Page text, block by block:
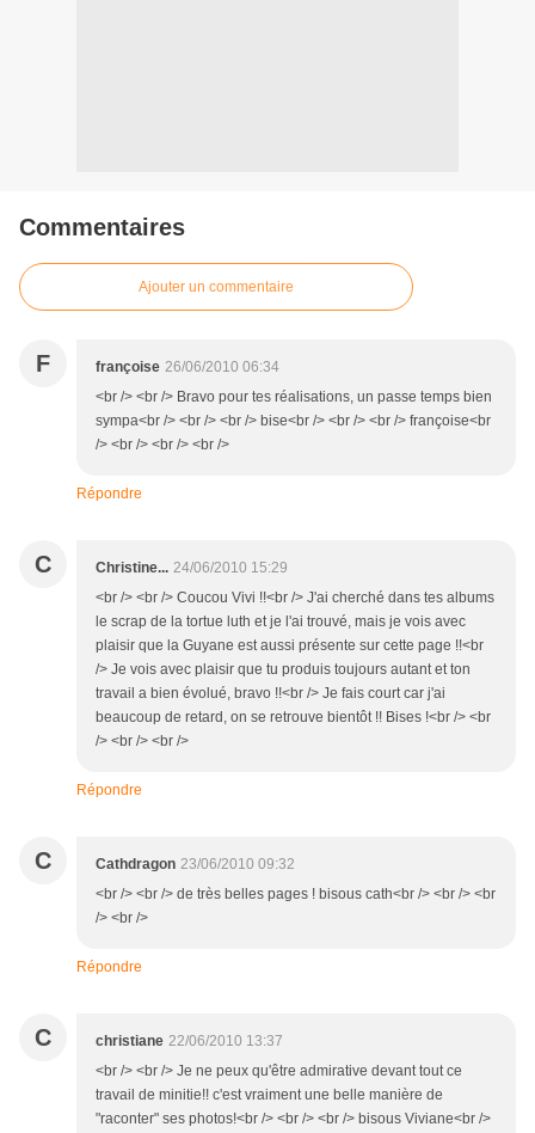
Commentaires
Ajouter un commentaire
F françoise 26/06/2010 06:34
<br /> <br /> Bravo pour tes réalisations, un passe temps bien
sympa<br /> <br /> <br /> bise<br /> <br /> <br /> françoise<br
/> <br /> <br /> <br />
Répondre
C Christine... 24/06/2010 15:29
<br /> <br /> Coucou Vivi !!<br /> J'ai cherché dans tes albums
le scrap de la tortue luth et je l'ai trouvé, mais je vois avec
plaisir que la Guyane est aussi présente sur cette page !!<br
/> Je vois avec plaisir que tu produis toujours autant et ton
travail a bien évolué, bravo !!<br /> Je fais court car j'ai
beaucoup de retard, on se retrouve bientôt !! Bises !<br /> <br
/> <br /> <br />
Répondre
C Cathdragon 23/06/2010 09:32
<br /> <br /> de très belles pages ! bisous cath<br /> <br /> <br
/> <br />
Répondre
C christiane 22/06/2010 13:37
<br /> <br /> Je ne peux qu'être admirative devant tout ce
travail de minitie!! c'est vraiment une belle manière de
"raconter" ses photos!<br /> <br /> <br /> bisous Viviane<br />